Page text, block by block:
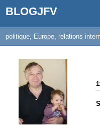
BLOGJFV
politique, Europe, relations